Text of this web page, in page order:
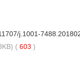
j.1001-
( 603 )